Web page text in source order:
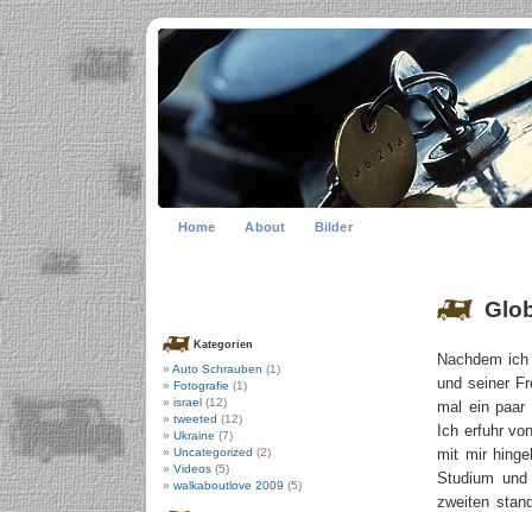
Home About Bilder
Nachdem
und seiner
mal ein paar
Ich erfuhr
mit mir
Studium
zweiten
Kategorien
Auto Schrauben (1)
Fotografie (1)
israel (12)
tweeted (12)
Ukraine (7)
Uncategorized (2)
Videos (5)
walkaboutlove 2009 (5)